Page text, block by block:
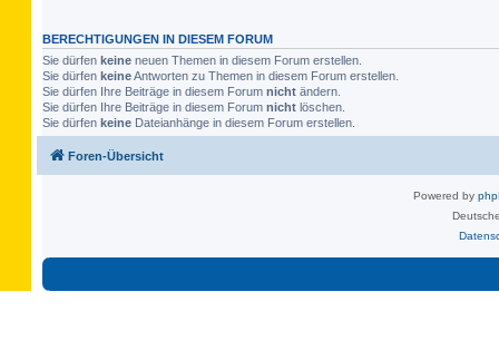
BERECHTIGUNGEN IN DIESEM FORUM
Sie dürfen keine neuen Themen in diesem Forum erstellen.
Sie dürfen keineAntworten zu Themen in diesem Forum erstellen.
Sie dürfen Ihre Beiträge in diesem Forum nicht ändern.
Sie dürfen Ihre Beiträge in diesem Forum nicht löschen.
Sie dürfen keine Dateianhänge in diesem Forum erstellen.
Foren-Übersicht
Powered by